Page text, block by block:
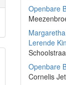
Openbare
Lerende
Openbare
Cornelis